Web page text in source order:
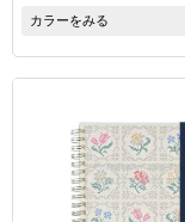
カラーをみる